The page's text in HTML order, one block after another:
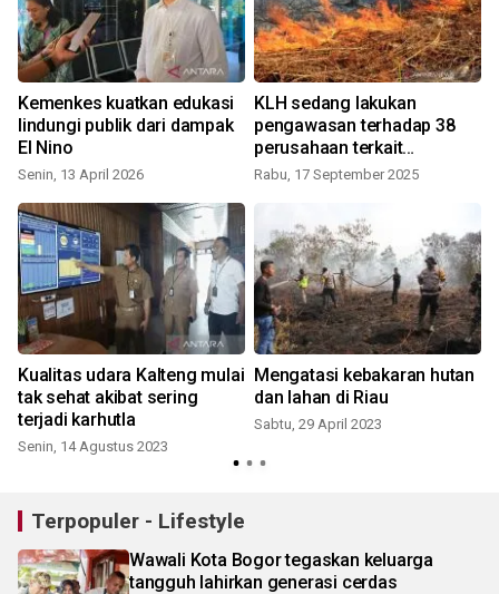
Kemenkes kuatkan edukasi
lindungi publik dari dampak
El Nino
Senin, 13 April 2026
KLH sedang lakukan
pengawasan terhadap 38
perusahaan terkait
kebakaran lahan
Rabu, 17 September 2025
Kualitas udara Kalteng mulai
tak sehat akibat sering
terjadi karhutla
Senin, 14 Agustus 2023
Mengatasi kebakaran hutan
dan lahan di Riau
Sabtu, 29 April 2023
Terpopuler - Lifestyle
Wawali Kota Bogor tegaskan keluarga
tangguh lahirkan generasi cerdas